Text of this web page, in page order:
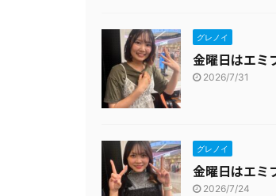
グレノイ
金曜日はエミ
2026/7/31
グレノイ
金曜日はエミ
2026/7/24